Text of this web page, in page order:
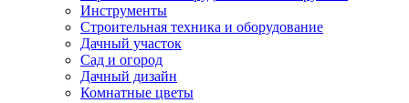
Инструменты
Строительная техника и оборудование
Дачный участок
Сад и огород
Дачный дизайн
Комнатные цветы